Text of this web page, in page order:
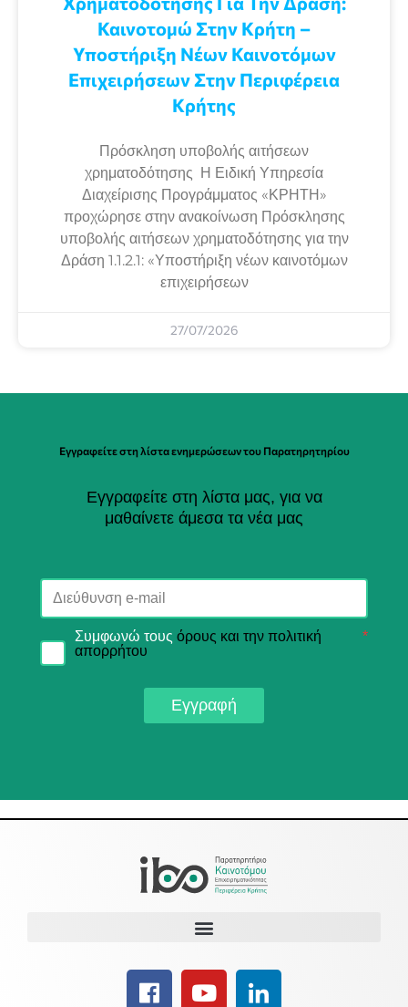
Καινοτομώ Στην Κρήτη –
Υποστήριξη Νέων Καινοτόμων
Επιχειρήσεων Στην Περιφέρεια
Κρήτης
Πρόσκληση υποβολής αιτήσεων
χρηματοδότησης Η Ειδική Υπηρεσία
Διαχείρισης Προγράμματος «ΚΡΗΤΗ»
προχώρησε στην ανακοίνωση Πρόσκλησης
υποβολής αιτήσεων χρηματοδότησης για την
Δράση 1.1.2.1: «Υποστήριξη νέων καινοτόμων
επιχειρήσεων
27/07/2026
Εγγραφείτε στη λίστα ενημερώσεων του Παρατηρητηρίου
Εγγραφείτε στη λίστα μας, για να
μαθαίνετε άμεσα τα νέα μας
Συμφωνώ τους όρους και την πολιτική
απορρήτου
*
Εγγραφή